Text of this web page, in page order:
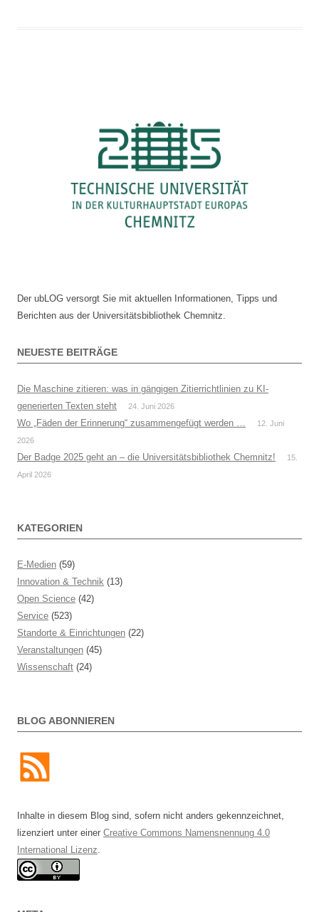
Der ubLOG versorgt Sie mit aktuellen Informationen, Tipps und
Berichten aus der Universitätsbibliothek Chemnitz.
NEUESTE BEITRÄGE
Die Maschine zitieren: was in gängigen Zitierrichtlinien zu KI-
generierten Texten steht
24. Juni 2026
Wo „Fäden der Erinnerung“ zusammengefügt werden …
12. Juni
2026
Der Badge 2025 geht an – die Universitätsbibliothek Chemnitz!
15.
April 2026
KATEGORIEN
E-Medien (59)
Innovation & Technik (13)
Open Science (42)
Service (523)
Standorte & Einrichtungen (22)
Veranstaltungen (45)
Wissenschaft (24)
BLOG ABONNIEREN
Inhalte in diesem Blog sind, sofern nicht anders gekennzeichnet,
lizenziert unter einer Creative Commons Namensnennung 4.0
International Lizenz